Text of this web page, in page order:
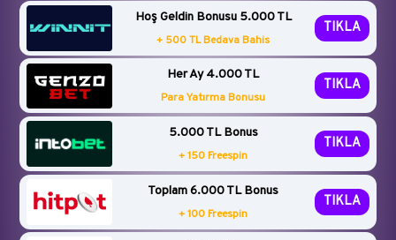
Hoş Geldin Bonusu 5.000 TL
+ 500 TL Bedava Bahis
TIKLA
Her Ay 4.000 TL
Para Yatırma Bonusu
TIKLA
5.000 TL Bonus
+ 150 Freespin
TIKLA
Toplam 6.000 TL Bonus
+ 100 Freespin
TIKLA